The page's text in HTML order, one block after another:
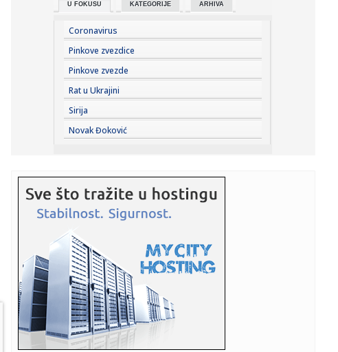
14:24: Znakovi da vaš pas možda pati od artritisa
14:24:Španija zaprijetila Italiji kontramjerama
14:24:Zatražen pritvor uhapšenima u akciji "Trasa"
14:24:Stabilnije vodosnabdijevanje sjevera Banjaluke od 15.
avgusta
14:24: Novčana podrška Grada Banjaluka: 293 brucoša dobiće
po 200 KM
14:24:
podzemnih...
14:24:Spektakl Marije Šerifović u Travniku: Fanovi stižu iz cijele
14:24:Policija istražuje dječaka (12) nakon četiri požara u parku
14:24:U toku asfaltiranje banjalučkih ulica
U FOKUSU KATEGORIJE ARHIVA
Coronavirus
Pinkove zvezdice
Pinkove zvezde
Rat u Ukrajini
Sirija
Novak Đoković